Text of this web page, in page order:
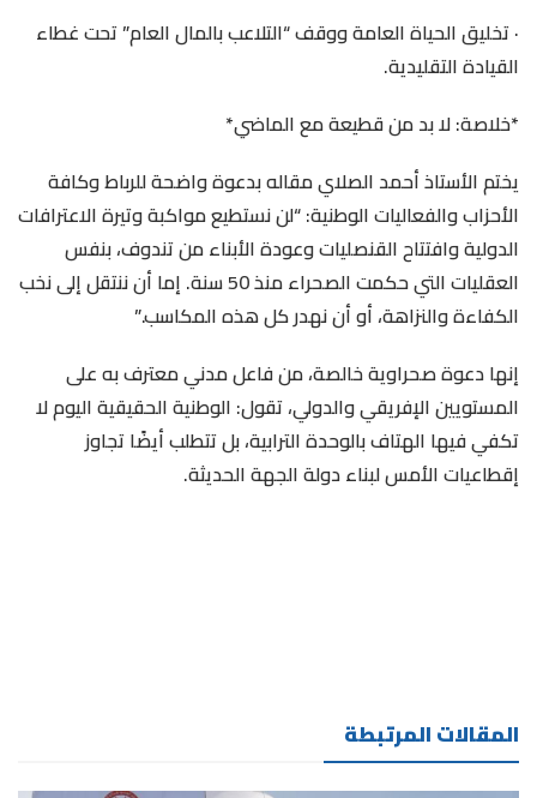
· تخليق الحياة العامة ووقف “التلاعب بالمال العام” تحت غطاء
القيادة التقليدية.
*خلاصة: لا بد من قطيعة مع الماضي*
يختم الأستاذ أحمد الصلاي مقاله بدعوة واضحة للرباط وكافة
الأحزاب والفعاليات الوطنية: “لن نستطيع مواكبة وتيرة الاعترافات
الدولية وافتتاح القنصليات وعودة الأبناء من تندوف، بنفس
العقليات التي حكمت الصحراء منذ 50 سنة. إما أن ننتقل إلى نخب
الكفاءة والنزاهة، أو أن نهدر كل هذه المكاسب.”
إنها دعوة صحراوية خالصة، من فاعل مدني معترف به على
المستويين الإفريقي والدولي، تقول: الوطنية الحقيقية اليوم لا
تكفي فيها الهتاف بالوحدة الترابية، بل تتطلب أيضًا تجاوز
إقطاعيات الأمس لبناء دولة الجهة الحديثة.
المقالات المرتبطة